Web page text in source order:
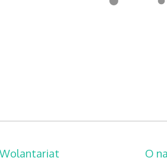
Wolantariat O